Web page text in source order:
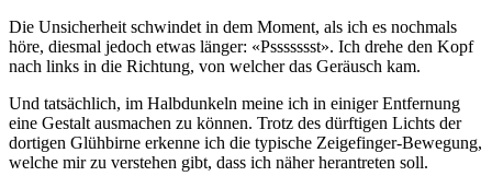
Die Unsicherheit schwindet in dem Moment, als ich es nochmals
höre, diesmal jedoch etwas länger: «Pssssssst». Ich drehe den Kopf
nach links in die Richtung, von welcher das Geräusch kam.
Und tatsächlich, im Halbdunkeln meine ich in einiger Entfernung
eine Gestalt ausmachen zu können. Trotz des dürftigen Lichts der
dortigen Glühbirne erkenne ich die typische Zeigefinger-Bewegung,
welche mir zu verstehen gibt, dass ich näher herantreten soll.